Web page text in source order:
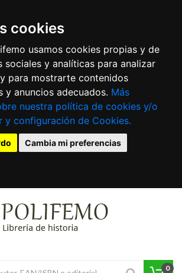
cookies
usamos cookies propias y de
sociales y analíticas para analizar
para mostrarte contenidos
y anuncios adecuados. Más
nuestra política de cookies y/o
y configuración de Cookies.
Cambia mi preferencias
0